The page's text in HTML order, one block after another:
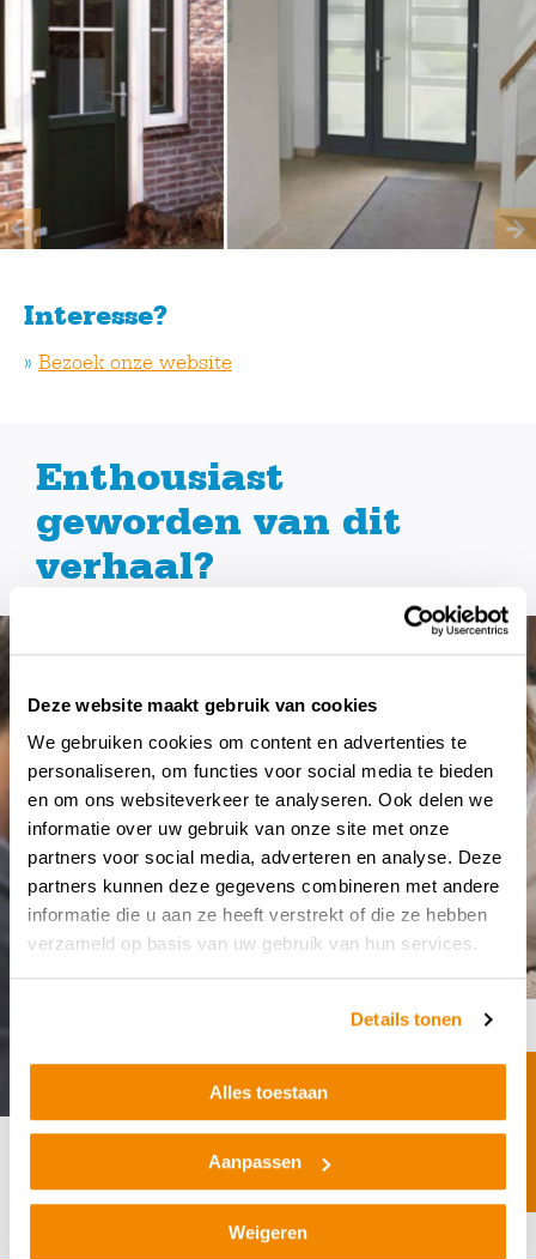
Deze website maakt gebruik van cookies
We gebruiken cookies om content en advertenties te
personaliseren, om functies voor social media te bieden
en om ons websiteverkeer te analyseren. Ook delen we
informatie over uw gebruik van onze site met onze
partners voor social media, adverteren en analyse. Deze
partners kunnen deze gegevens combineren met andere
informatie die u aan ze heeft verstrekt of die ze hebben
verzameld op basis van uw gebruik van hun services.
Details tonen
Alles toestaan
Aanpassen
Weigeren
Interesse?
» Bezoek onze website
Enthousiast
geworden van dit
verhaal?
advies gesprek in